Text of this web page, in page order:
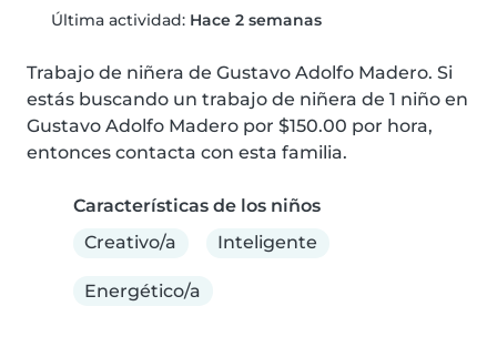
Última actividad: Hace 2 semanas
Trabajo de niñera de Gustavo Adolfo Madero. Si
estás buscando un trabajo de niñera de 1 niño en
Gustavo Adolfo Madero por $150.00 por hora,
entonces contacta con esta familia.
Características de los niños
Creativo/a
Inteligente
Energético/a